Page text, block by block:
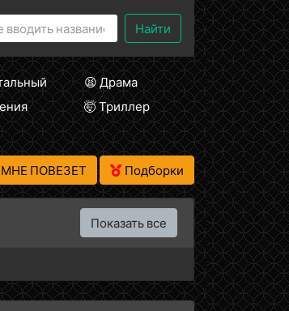
Найти
😫 Драма
🤯 Триллер
МНЕ ПОВЕЗЕТ Подборки
Показать все